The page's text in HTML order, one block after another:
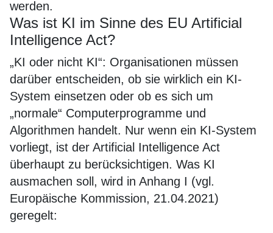
werden.
Was ist KI im Sinne des EU Artificial
Intelligence Act?
„KI oder nicht KI“: Organisationen müssen
darüber entscheiden, ob sie wirklich ein KI-
System einsetzen oder ob es sich um
„normale“ Computerprogramme und
Algorithmen handelt. Nur wenn ein KI-System
vorliegt, ist der Artificial Intelligence Act
überhaupt zu berücksichtigen. Was KI
ausmachen soll, wird in Anhang I (vgl.
Europäische Kommission, 21.04.2021)
geregelt: